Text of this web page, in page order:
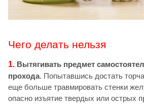
Чего делать нельзя
1. Вытягивать предмет
прохода. Попытавшись достать
еще больше травмировать стенки
опасно изъятие твердых или острых